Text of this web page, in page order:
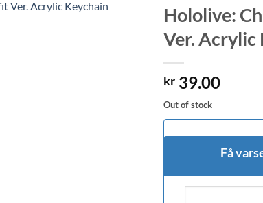
Hololive:
Ver. Acrylic
kr39.00
Out of stock
Få